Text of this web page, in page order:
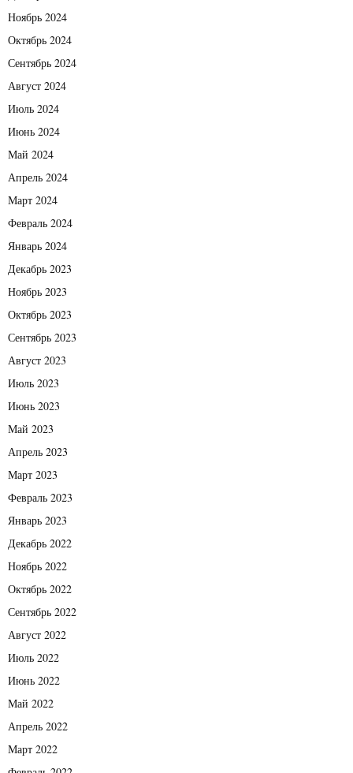
Ноябрь 2024
Октябрь 2024
Сентябрь 2024
Август 2024
Июль 2024
Июнь 2024
Май 2024
Апрель 2024
Март 2024
Февраль 2024
Январь 2024
Декабрь 2023
Ноябрь 2023
Октябрь 2023
Сентябрь 2023
Август 2023
Июль 2023
Июнь 2023
Май 2023
Апрель 2023
Март 2023
Февраль 2023
Январь 2023
Декабрь 2022
Ноябрь 2022
Октябрь 2022
Сентябрь 2022
Август 2022
Июль 2022
Июнь 2022
Май 2022
Апрель 2022
Март 2022